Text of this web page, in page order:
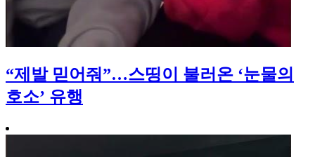
“제발 믿어줘”…스띵이 불러온 ‘눈물의
호소’ 유행